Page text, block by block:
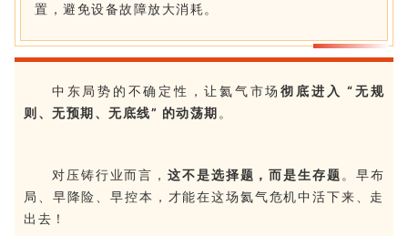
置，避免设备故障放大消耗。
中东局势的不确定性，让氦气市场彻底进入 “无规
则、无预期、无底线” 的动荡期 。
对压铸行业而言，这不是选择题，而是生存题 。早布
局、早降险、早控本，才能在这场氦气危机中活下来、走
出去！